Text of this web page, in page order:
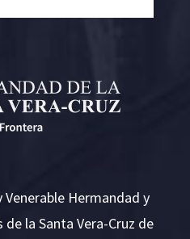
Hermandad y
la Santa Vera-Cruz de